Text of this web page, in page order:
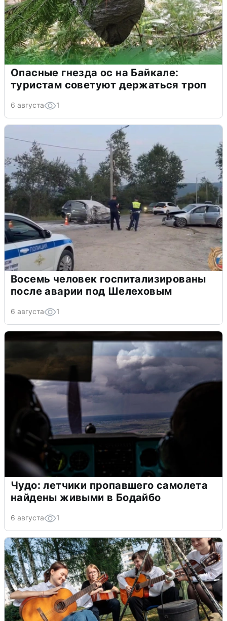
Опасные гнезда ос на Байкале:
туристам советуют держаться троп
6 августа 1
Восемь человек госпитализированы
после аварии под Шелеховым
6 августа 1
Чудо: летчики пропавшего самолета
найдены живыми в Бодайбо
6 августа 1